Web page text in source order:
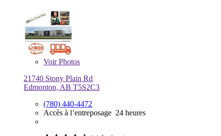
VoirPhotos
21740 Stony Plain Rd
Edmonton, AB T5S2C3
(780) 440-4472
Accès à l’entreposage 24 heures